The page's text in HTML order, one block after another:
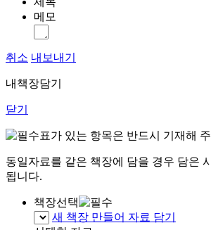
메모
취소 내보내기
내책장담기
닫기
표가 있는 항목은 반드시 기재해
동일자료를 같은 책장에 담을 경우 담은
됩니다.
책장선택
새 책장 만들어 자료 담기